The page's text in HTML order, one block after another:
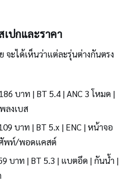
เปกและราคา
จะได้เห็นว่าแต่ละรุ่นต่างกันตรง
บาท | BT 5.4 | ANC 3 โหมด |
ลงเบส
บาท | BT 5.x | ENC | หน้าจอ
ศัพท์/พอดแคสต์
บาท | BT 5.3 | แบตอึด | กันน้ำ |